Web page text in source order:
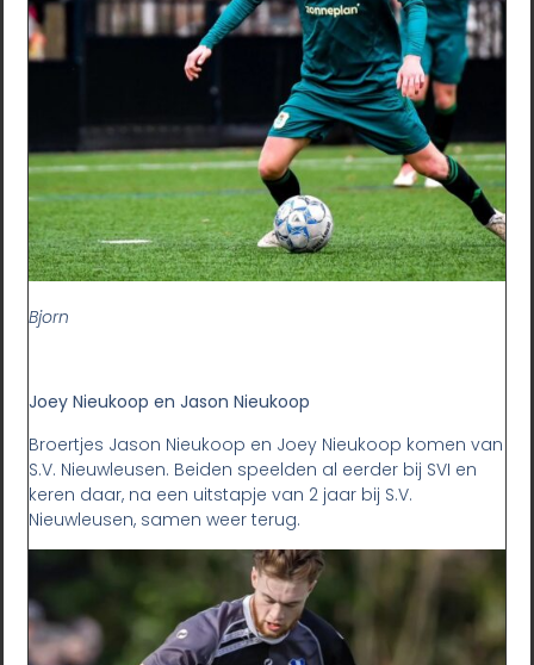
Bjorn
Joey Nieukoop en Jason Nieukoop
Broertjes Jason Nieukoop en Joey Nieukoop komen van
S.V. Nieuwleusen. Beiden speelden al eerder bij SVI en
keren daar, na een uitstapje van 2 jaar bij S.V.
Nieuwleusen, samen weer terug.